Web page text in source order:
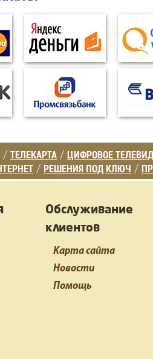
/ ТЕЛЕКАРТА / ЦИФРОВОЕ
/ РЕШЕНИЯ ПОД КЛЮЧ /
Обслуживание
клиентов
Карта сайта
Новости
Помощь